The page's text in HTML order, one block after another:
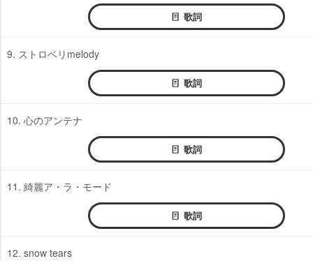
歌詞
9. ストロベリmelody
歌詞
10. 心のアンテナ
歌詞
11. 綺麗ア・ラ・モード
歌詞
12. snow tears